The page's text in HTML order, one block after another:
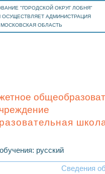
"ГОРОДСКОЙ ОКРУГ ЛОБНЯ"
АДМИНИСТРАЦИЯ
ОБЛАСТЬ
русский
Сведения